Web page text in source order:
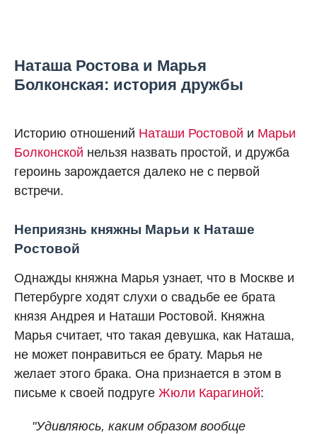
Наташа Ростова и Марья
Болконская: история дружбы
Историю отношений Наташи Ростовой и Марьи
Болконской нельзя назвать простой, и дружба
героинь зарождается далеко не с первой
встречи.
Неприязнь княжны Марьи к Наташе
Ростовой
Однажды княжна Марья узнает, что в Москве и
Петербурге ходят слухи о свадьбе ее брата
князя Андрея и Наташи Ростовой. Княжна
Марья считает, что такая девушка, как Наташа,
не может понравиться ее брату. Марья не
желает этого брака. Она признается в этом в
письме к своей подруге Жюли Карагиной:
"Удивляюсь, каким образом вообще